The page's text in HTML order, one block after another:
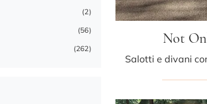
2
56
262
Not